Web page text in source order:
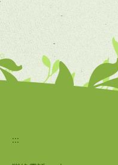
:::